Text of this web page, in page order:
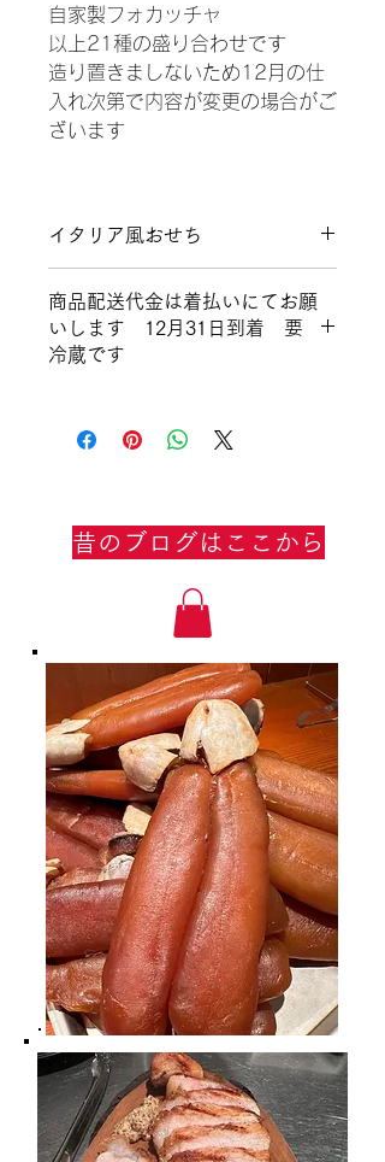
自家製フォカッチャ
以上21種の盛り合わせです
造り置きましないため12月の仕
入れ次第で内容が変更の場合がご
ざいます
イタリア風おせち
ズ、素材、取扱説明に加え、商品の特
徴やおすすめのポイントなどを説明し
ましょう。
商品配送代金は着払いにてお願
いします 12月31日到着 要
冷蔵です
てください。配送情報を明確にするこ
昔のブログはここから